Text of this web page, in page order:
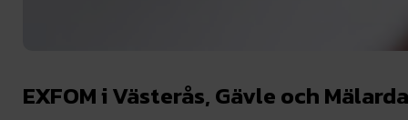
EXFOM i Västerås, Gävle och